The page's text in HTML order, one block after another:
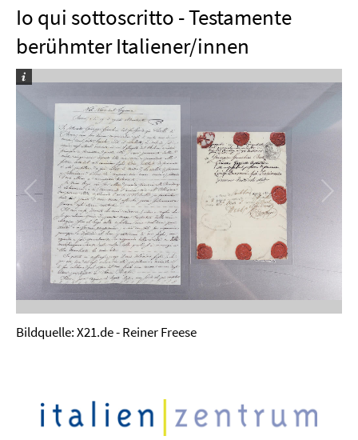
Io qui sottoscritto - Testamente
berühmter Italiener/innen
Bildquelle: X21.de - Reiner Freese